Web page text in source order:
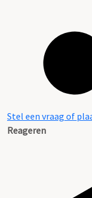
Stel een vraag of
Reageren